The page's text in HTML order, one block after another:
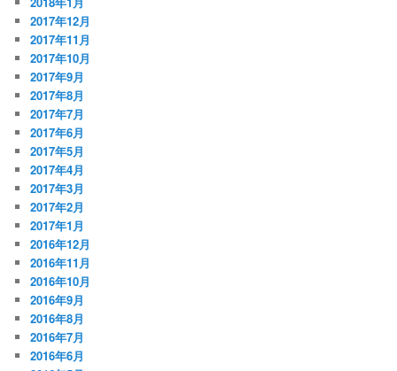
2017年12月
2017年11月
2017年10月
2017年9月
2017年8月
2017年7月
2017年6月
2017年5月
2017年4月
2017年3月
2017年2月
2017年1月
2016年12月
2016年11月
2016年10月
2016年9月
2016年8月
2016年7月
2016年6月